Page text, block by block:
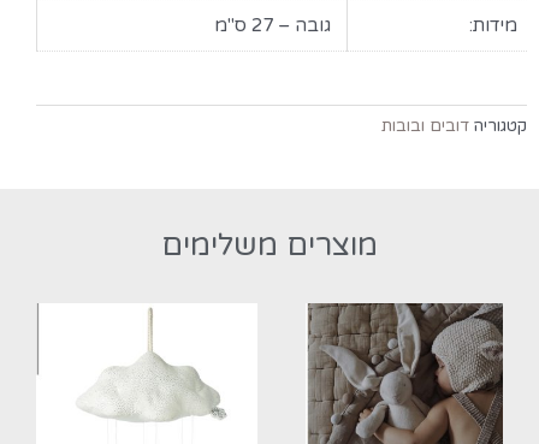
מידות: גובה – 27 ס"מ
קטגוריה דובים ובובות
מוצרים משלימים